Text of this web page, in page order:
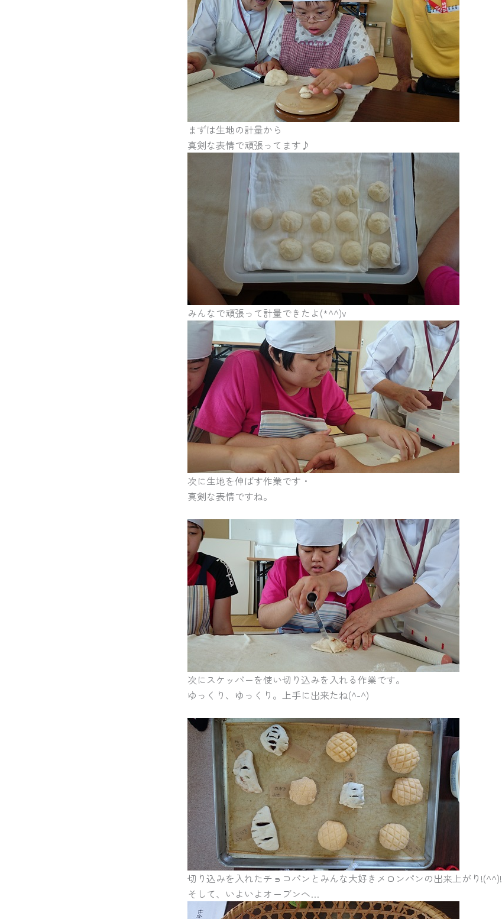
まずは生地の計量から
真剣な表情で頑張ってます♪
みんなで頑張って計量できたよ(*^^)v
次に生地を伸ばす作業です・
真剣な表情ですね。
次にスケッパーを使い切り込みを入れる作業です。
ゆっくり、ゆっくり。上手に出来たね(^-^)
切り込みを入れたチョコパンとみんな大好きメロンパンの出来上がり!(^^)!
そして、いよいよオーブンへ…